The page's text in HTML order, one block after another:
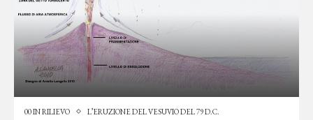
00 IN RILIEVO L’ERUZIONE DEL VESUVIO DEL 79 D.C.